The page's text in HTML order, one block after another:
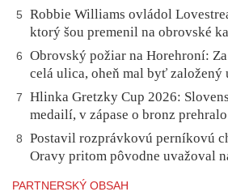
5
Robbie Williams ovládol
ktorý šou premenil na obrovské
6
Obrovský požiar na Horehroní:
celá ulica, oheň mal byť založený
7
Hlinka Gretzky Cup 2026:
medailí, v zápase o bronz
8
Postavil rozprávkovú perníkovú
Oravy pritom pôvodne uvažoval
PARTNERSKÝ OBSAH